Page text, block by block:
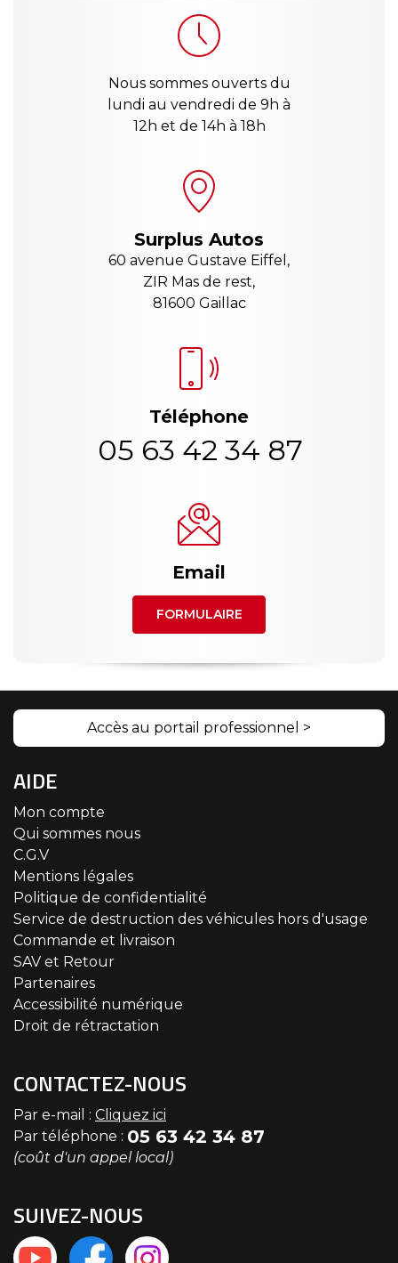
Nous sommes ouverts du
lundi au vendredi de 9h à
12h et de 14h à 18h
Surplus Autos
60 avenue Gustave Eiffel,
ZIR Mas de rest,
81600 Gaillac
Téléphone
05 63 42 34 87
Email
FORMULAIRE
Accès au portail professionnel >
AIDE
Mon compte
Qui sommes nous
C.G.V
Mentions légales
Politique de confidentialité
Service de destruction des véhicules hors d'usage
Commande et livraison
SAV et Retour
Partenaires
Accessibilité numérique
Droit de rétractation
CONTACTEZ-NOUS
Par e-mail : Cliquez ici
Par téléphone : 05 63 42 34 87
(coût d'un appel local)
SUIVEZ-NOUS